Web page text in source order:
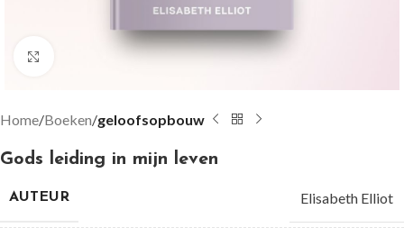
Groter bekijken
Home Boeken geloofsopbouw
Gods leiding in mijn leven
AUTEUR Elisabeth Elliot